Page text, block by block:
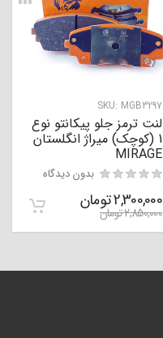
SKU: MGB3297
لنت ترمز جلو پیکانتو نوع
1 (کوچک) میراژ انگلستان
MIRAGE
بدون دیدگاه
2,300,000تومان
2,850,000تومان